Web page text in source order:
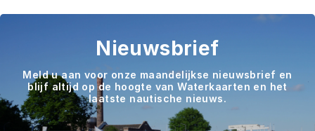
Nieuwsbrief
Meld u aan voor onze maandelijkse nieuwsbrief en
blijf altijd op de hoogte van Waterkaarten en het
laatste nautische nieuws.